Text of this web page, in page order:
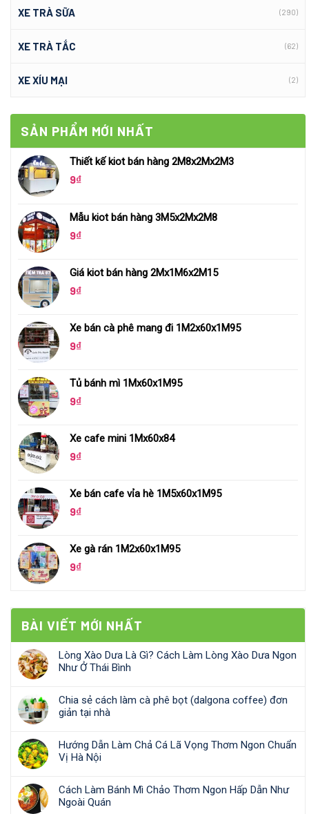
XE TRÀ SỮA (290)
XE TRÀ TẮC (62)
XE XÍU MẠI (2)
SẢN PHẨM MỚI NHẤT
Thiết kế kiot bán hàng 2M8x2Mx2M3
9₫
Mẫu kiot bán hàng 3M5x2Mx2M8
9₫
Giá kiot bán hàng 2Mx1M6x2M15
9₫
Xe bán cà phê mang đi 1M2x60x1M95
9₫
Tủ bánh mì 1Mx60x1M95
9₫
Xe cafe mini 1Mx60x84
9₫
Xe bán cafe vỉa hè 1M5x60x1M95
9₫
Xe gà rán 1M2x60x1M95
9₫
BÀI VIẾT MỚI NHẤT
Lòng Xào Dưa Là Gì? Cách Làm Lòng Xào Dưa Ngon
Như Ở Thái Bình
Chia sẻ cách làm cà phê bọt (dalgona coffee) đơn
giản tại nhà
Hướng Dẫn Làm Chả Cá Lã Vọng Thơm Ngon Chuẩn
Vị Hà Nội
Cách Làm Bánh Mì Chảo Thơm Ngon Hấp Dẫn Như
Ngoài Quán